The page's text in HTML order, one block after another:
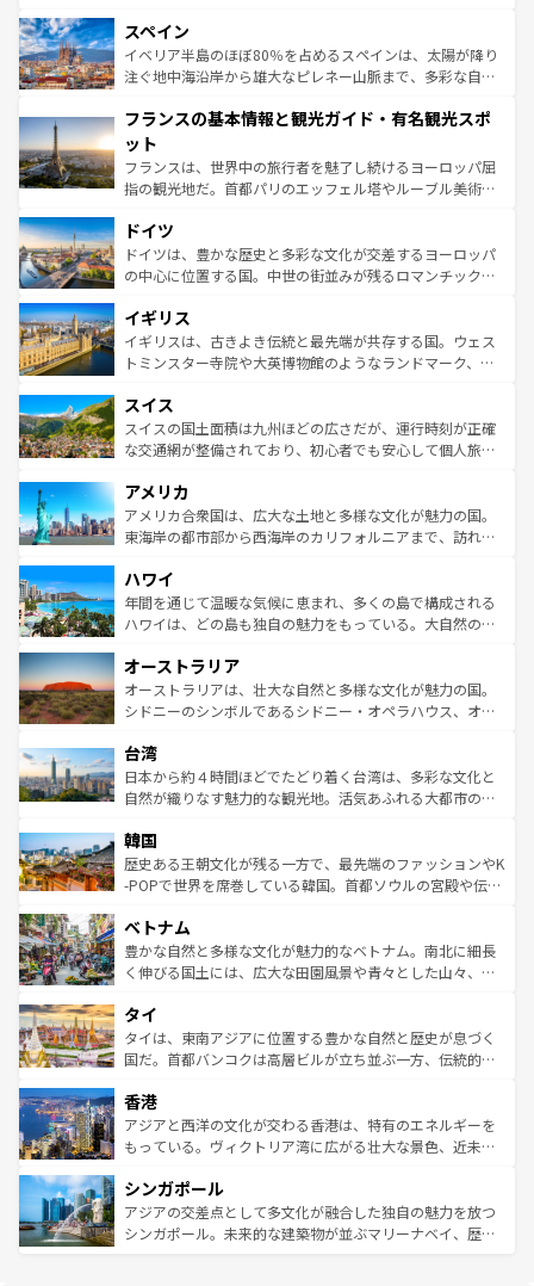
ろん、トスカーナの美しい田園風景やアマルフィ海岸の絶
景など、自然景観も見逃せない。観光の合間には、本場の
ピザやパスタなど、絶品のイタリア料理を堪能することも
ませてくれるイタリアで、忘れられない旅をしてみよう！
なお、新着のイタリア情報は
しい。
スペイン
イベリア半島のほぼ80％を占めるスペインは、太陽が降り
注ぐ地中海沿岸から雄大なピレネー山脈まで、多彩な自然
文化が根付くこの国では、情熱的なフラメンコ、熱気あふ
れる闘牛、そして美味しいタパスが生活の一部となってい
る。首都マドリードの洗練された雰囲気や、バルセロナの
アートに溢れた街角から、地方では古代ローマ遺跡や中世
せる。地方によって風土や気候が異なるスペインはその個
性で訪れる人を魅了する。 なお、新着のスペイン情報は コ
ンテンツ一覧を参照してほしい。
フランスの基本情報と観光ガイド・有名観光スポ
ット
フランスは、世界中の旅行者を魅了し続けるヨーロッパ屈
指の観光地だ。首都パリのエッフェル塔やルーブル美術館
で、幅広い魅力が詰まっている。華麗な宮殿、歴史的な大
聖堂、美しいビーチ、そして豊かな自然が、訪れる者を心
から魅了する。また、フランスは美食の国としても知ら
いる。シャンパンの発祥地であるランス、プロヴァンスの
香り高いラベンダー畑など、多彩な楽しみ方が可能だ。さ
らに、パリ以外の地域にも魅力が溢れており、どの街角に
れる地方に足を運ぶとそれぞれで全く異なる文化を体験で
きるだろう。 なお、新着のフランス情報はコンテンツ一覧
を参照してほしい。
ドイツ
ドイツは、豊かな歴史と多彩な文化が交差するヨーロッパ
の中心に位置する国。中世の街並みが残るロマンチック街
顔を持つこの国は、どこを歩いても飽きることがない。ベ
ルリンの文化的活気、バイエルン州のアルプスの絶景、そ
してライン川沿いのワイン畑といった風景は必見。ビール
は、お酒好きな人にはぜひ体験してほしい。 なお、新着の
ドイツ情報はコンテンツ一覧を参照してほしい。
イギリス
イギリスは、古きよき伝統と最先端が共存する国。ウェス
トミンスター寺院や大英博物館のようなランドマーク、歴
リアごとに異なる魅力がある。また、優雅なアフタヌーン
ティー、ビール好きにはたまらない英国パブ、サッカー観
戦など、本場だからこそできる体験も豊富。イギリスを旅
ンツ一覧を参照してほしい。
スイス
スイスの国土面積は九州ほどの広さだが、運行時刻が正確
な交通網が整備されており、初心者でも安心して個人旅行
の建物がそのまま残る町や、スイスならではのユニークな
博物館もあり、アルプス観光だけでなく町歩きも満喫する
ことができる。国民の所得が高いため物価も高いが、旅行
ば市内交通費無料で観光を楽しむこともできる。 なお、新
着のスイス情報はコンテンツ一覧 を参照してほしい。
アメリカ
アメリカ合衆国は、広大な土地と多様な文化が魅力の国。
東海岸の都市部から西海岸のカリフォルニアまで、訪れる
のような巨大都市は、観光、ショッピング、エンターテイ
ンメントが詰まった刺激的なスポットだ。一方、アメリカ
西部には大自然が広がり、グランドキャニオンやイエロー
部のニューオーリンズでは、音楽と美食が融合した独特の
文化が魅力。旅行者はアメリカの各地域で異なる魅力を楽
しみながら、その多様性と豊かな歴史を感じることができ
ならではの贅沢な旅のスタイルだ。 なお、新着のアメリカ
情報はコンテンツ一覧を参照してほしい。
ハワイ
年間を通じて温暖な気候に恵まれ、多くの島で構成される
ハワイは、どの島も独自の魅力をもっている。大自然の神
ワイ島は見逃せない。また、定番の観光地といえばオアフ
島だが、静かな自然を求めるならマウイ島やカウアイ島が
おすすめ。エメラルドグリーンに輝く海をはじめ、豊かな
れるおもてなしの心で訪れる人々を迎えてくれるハワイの
人々、おいしいローカルフードやハワイアンミュージッ
ク、伝統的なフラダンスなど、すべてがハワイの魅力を彩
ワイを、存分に味わってほしい。 なお、新着のハワイ情報
はコンテンツ一覧を参照してほしい。
オーストラリア
オーストラリアは、壮大な自然と多様な文化が魅力の国。
シドニーのシンボルであるシドニー・オペラハウス、オー
リアリーフや大陸中央部にそびえるウルル（エアーズロッ
ク）、タスマニアの美しい原生林やケアンズの熱帯雨林な
ど、見どころがたくさん。また、カフェやワイン、オージ
いる。アクティビティも充実しており、サーフィンやダイ
ビング、ハイキングなど、アウトドア好きにはたまらな
い。オーストラリアの多彩な魅力を存分に味わいつくそ
参照してほしい。
台湾
日本から約４時間ほどでたどり着く台湾は、多彩な文化と
自然が織りなす魅力的な観光地。活気あふれる大都市の台
ン）、静ひつな山岳地帯である台湾東部など、都市の喧騒
と山間の静けさが共存しており、訪れる人に新しい発見と
驚きをもたらしてくれる。また、奥深い台湾の食文化も魅
容にもいいと評判のスイーツなど、バラエティ豊かな料理
が味わえる。 なお、新着の台湾情報は コンテンツ一覧を参
照してほしい。
韓国
歴史ある王朝文化が残る一方で、最先端のファッションやK
-POPで世界を席巻している韓国。首都ソウルの宮殿や伝統
き、地方に足を延ばせば四季折々の自然美を楽しむことが
できる。そして、キムチや焼肉、絶品のストリートフード
まで、さまざまな韓国料理が待っている。夜には、韓国な
リティに包まれながら、韓国の多彩な魅力を心ゆくまで味
わってみてほしい。 なお、新着の韓国情報はコンテンツ一
覧を参照してほしい。
ベトナム
豊かな自然と多様な文化が魅力的なベトナム。南北に細長
く伸びる国土には、広大な田園風景や青々とした山々、世
急速な発展と共に伝統が息づく。ハノイの古い町並みやホ
ーチミン市のフランス統治時代の建物も、独特の雰囲気を
醸し出している。また、バラエティの豊かさとおいしさで
とつ。フォーやバインミー、ベトナムコーヒーなどは、ぜ
ひ現地で味わいたい。どの地域を訪れてもあたたかい人々
が旅行者を迎えてくれるので、きっと忘れられない旅にな
参照してほしい。
タイ
タイは、東南アジアに位置する豊かな自然と歴史が息づく
国だ。首都バンコクは高層ビルが立ち並ぶ一方、伝統的な
の活気が交差している。北部ではチェンマイなどの山岳地
帯で自然と触れ合い、南部ではプーケットやクラビの美し
いビーチでリゾート気分を楽しむことができる。タイ料理
激する。気候は一年中温暖で、どの季節にも異なる楽しみ
が待っている。親しみやすいタイの人々、仏教を中心とし
た文化、そして多様な観光資源が、訪れる旅人を魅了し続
香港
アジアと西洋の文化が交わる香港は、特有のエネルギーを
もっている。ヴィクトリア湾に広がる壮大な景色、近未来
み、どこを訪れても感動するはず。観光スポットが密集し
ており、効率よく見どころを回れるのも魅力。息をのむよ
うな絶景から文化的な体験まで、香港を存分に楽しみ尽く
シンガポール
アジアの交差点として多文化が融合した独自の魅力を放つ
シンガポール。未来的な建築物が並ぶマリーナベイ、歴史